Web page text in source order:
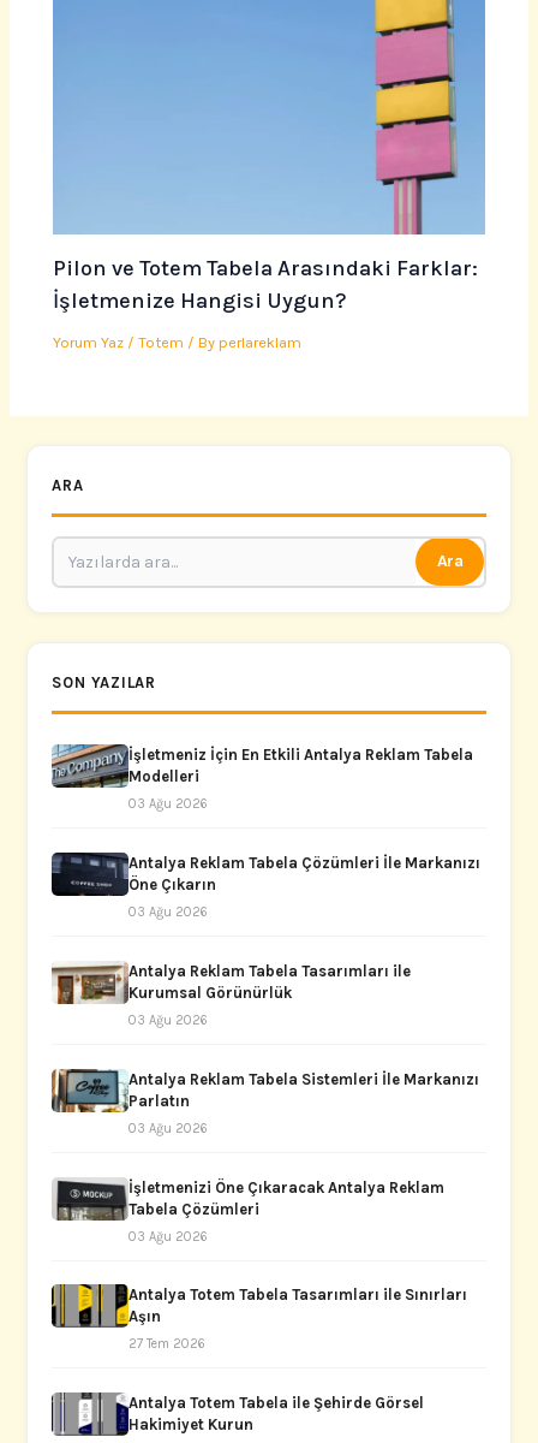
Pilon ve Totem Tabela Arasındaki Farklar:
İşletmenize Hangisi Uygun?
Yorum Yaz /Totem / Byperlareklam
ARA
Ara
SON YAZILAR
İşletmeniz İçin En Etkili Antalya Reklam Tabela
Modelleri
03 Ağu 2026
Antalya Reklam Tabela Çözümleri İle Markanızı
Öne Çıkarın
03 Ağu 2026
Antalya Reklam Tabela Tasarımları ile
Kurumsal Görünürlük
03 Ağu 2026
Antalya Reklam Tabela Sistemleri İle Markanızı
Parlatın
03 Ağu 2026
İşletmenizi Öne Çıkaracak Antalya Reklam
Tabela Çözümleri
03 Ağu 2026
Antalya Totem Tabela Tasarımları ile Sınırları
Aşın
27 Tem 2026
Antalya Totem Tabela ile Şehirde Görsel
Hakimiyet Kurun